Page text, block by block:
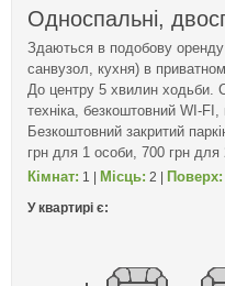
Односпальні,
Здаються в подобову оренду
санвузол, кухня) в
До центру 5 хвилин ходьби.
техніка, безкоштовний WI-
Безкоштовний закритий
грн для 1 особи, 700 грн для
Кімнат: 1 | Місць: 2 | Поверх:
У квартирі є: